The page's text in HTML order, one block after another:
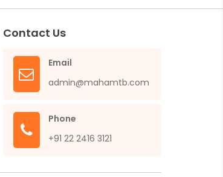
Contact Us
Email
admin@mahamtb.com
Phone
+91 22 2416 3121